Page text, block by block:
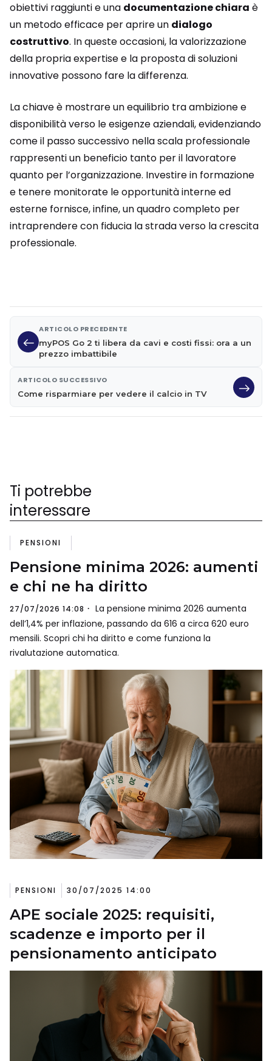
obiettivi raggiunti e una documentazione chiara è
un metodo efficace per aprire un dialogo
costruttivo. In queste occasioni, la valorizzazione
della propria expertise e la proposta di soluzioni
innovative possono fare la differenza.
La chiave è mostrare un equilibrio tra ambizione e
disponibilità verso le esigenze aziendali, evidenziando
come il passo successivo nella scala professionale
rappresenti un beneficio tanto per il lavoratore
quanto per l’organizzazione. Investire in formazione
e tenere monitorate le opportunità interne ed
esterne fornisce, infine, un quadro completo per
intraprendere con fiducia la strada verso la crescita
professionale.
ARTICOLO PRECEDENTE
myPOS Go 2 ti libera da cavi e costi fissi: ora a un
prezzo imbattibile
ARTICOLO SUCCESSIVO
Come risparmiare per vedere il calcio in TV
Ti potrebbe
interessare
PENSIONI
Pensione minima 2026: aumenti
e chi ne ha diritto
27/07/2026 14:08
La pensione minima 2026 aumenta
dell’1,4% per inflazione, passando da 616 a circa 620 euro
mensili. Scopri chi ha diritto e come funziona la
rivalutazione automatica.
PENSIONI 30/07/2025 14:00
APE sociale 2025: requisiti,
scadenze e importo per il
pensionamento anticipato